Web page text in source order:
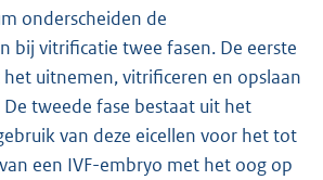
onderscheiden de
bij vitrificatie twee fasen. De eerste
uitnemen, vitrificeren en opslaan
De tweede fase bestaat uit het
van deze eicellen voor het tot
een IVF-embryo met het oog op